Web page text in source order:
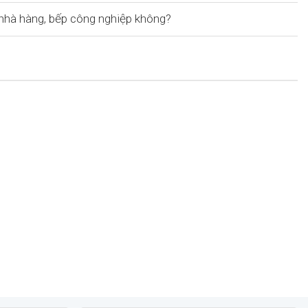
hàng, bếp công nghiệp không?